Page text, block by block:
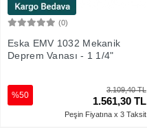
(0)
Eska EMV 1032 Mekanik
Deprem Vanası - 1 1/4"
3.109,40 TL
1.561,30 TL
%50
Peşin Fiyatına x 3 Taksit